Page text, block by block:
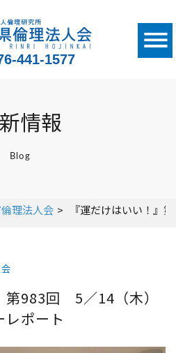
441-1577
情報
Blog
理法人会 『運だけはいい！』
第983回 5／14（木）
ポート